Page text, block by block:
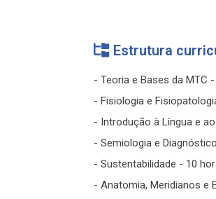
Estrutura
- Teoria e Bases da MTC
- Fisiologia e
- Introdução à Língua e
- Semiologia e
- Sustentabilidade - 10
- Anatomia, Meridianos e